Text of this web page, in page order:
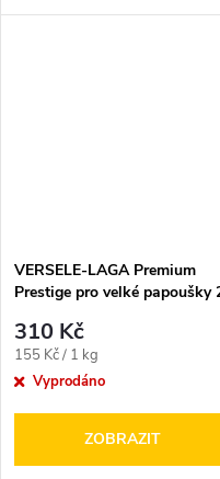
VERSELE-LAGA Premium
Prestige pro velké papoušky
310 Kč
Měrná
cena:
155 Kč / 1 kg
Vyprodáno
ZOBRAZIT